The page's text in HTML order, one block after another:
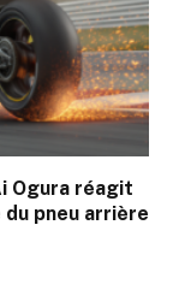
Ogura réagit
du pneu arrière